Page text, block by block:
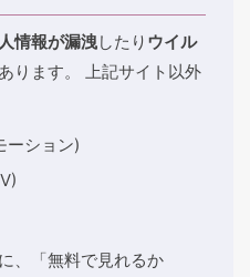
情報が漏洩したり ウイル
ります。 上記サイト以外
ーション)
、「無料で見れるか